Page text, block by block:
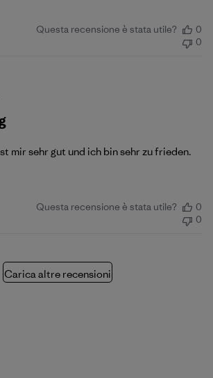
Questa recensione è stata utile?
0
0
mir sehr gut und ich bin sehr zu frieden.
Questa recensione è stata utile?
0
0
Carica altre recensioni